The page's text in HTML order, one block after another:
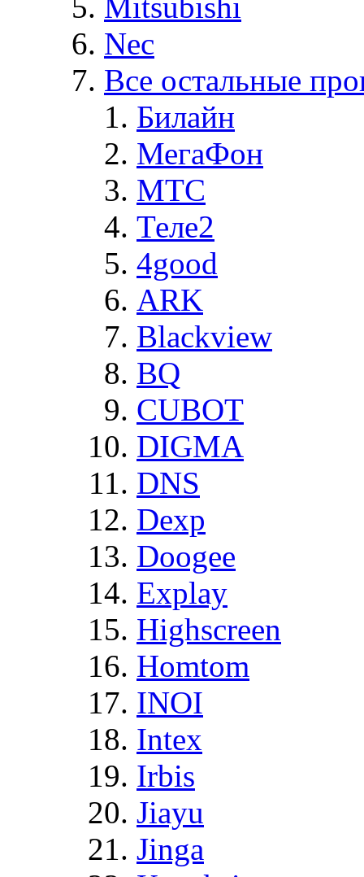
Nec
Все остальные
Билайн
МегаФон
MTC
Теле2
4good
ARK
Blackview
BQ
CUBOT
DIGMA
DNS
Dexp
Doogee
Explay
Highscreen
Homtom
INOI
Intex
Irbis
Jiayu
Jinga